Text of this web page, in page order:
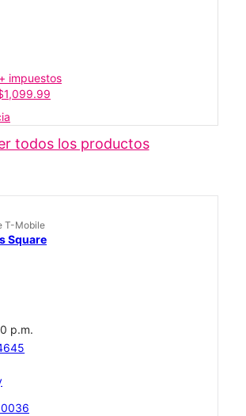
impuestos
todos los productos
T-Mobile
Square
p.m.